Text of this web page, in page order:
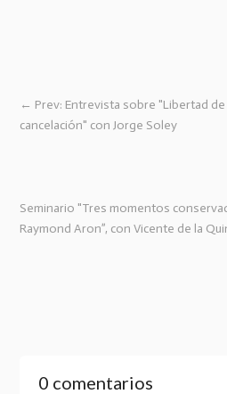
← Prev: Entrevista sobre "Libertad
cancelación" con Jorge Soley
Seminario "Tres momentos
Raymond Aron”, con Vicente de la
0 comentarios